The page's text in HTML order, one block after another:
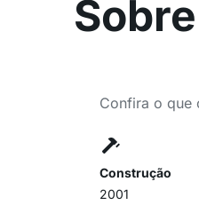
Confira o que
Construção
2001